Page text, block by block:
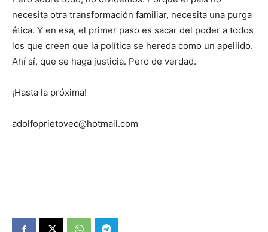
necesita otra transformación familiar, necesita una purga
ética. Y en esa, el primer paso es sacar del poder a todos
los que creen que la política se hereda como un apellido.
Ahí sí, que se haga justicia. Pero de verdad.
¡Hasta la próxima!
adolfoprietovec@hotmail.com